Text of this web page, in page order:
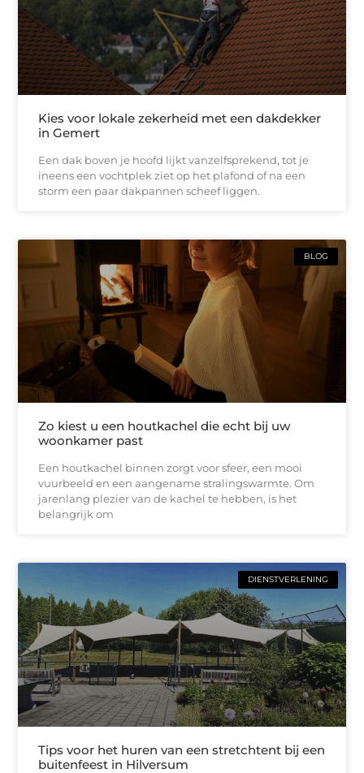
Kies voor lokale zekerheid met een dakdekker
in Gemert
Een dak boven je hoofd lijkt vanzelfsprekend, tot je
ineens een vochtplek ziet op het plafond of na een
storm een paar dakpannen scheef liggen.
BLOG
Zo kiest u een houtkachel die echt bij uw
woonkamer past
Een houtkachel binnen zorgt voor sfeer, een mooi
vuurbeeld en een aangename stralingswarmte. Om
jarenlang plezier van de kachel te hebben, is het
belangrijk om
DIENSTVERLENING
Tips voor het huren van een stretchtent bij een
buitenfeest in Hilversum